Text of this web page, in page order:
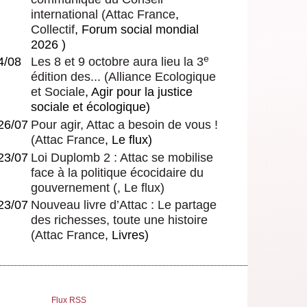
international (Attac France,
Collectif, Forum social mondial
2026 )
08
Les 8 et 9 octobre aura lieu la 3e
édition des... (Alliance Ecologique
et Sociale, Agir pour la justice
sociale et écologique)
07 Pour agir, Attac a besoin de vous !
(Attac France, Le flux)
07 Loi Duplomb 2 : Attac se mobilise
face à la politique écocidaire du
gouvernement (, Le flux)
07 Nouveau livre d’Attac : Le partage
des richesses, toute une histoire
(Attac France, Livres)
Flux RSS